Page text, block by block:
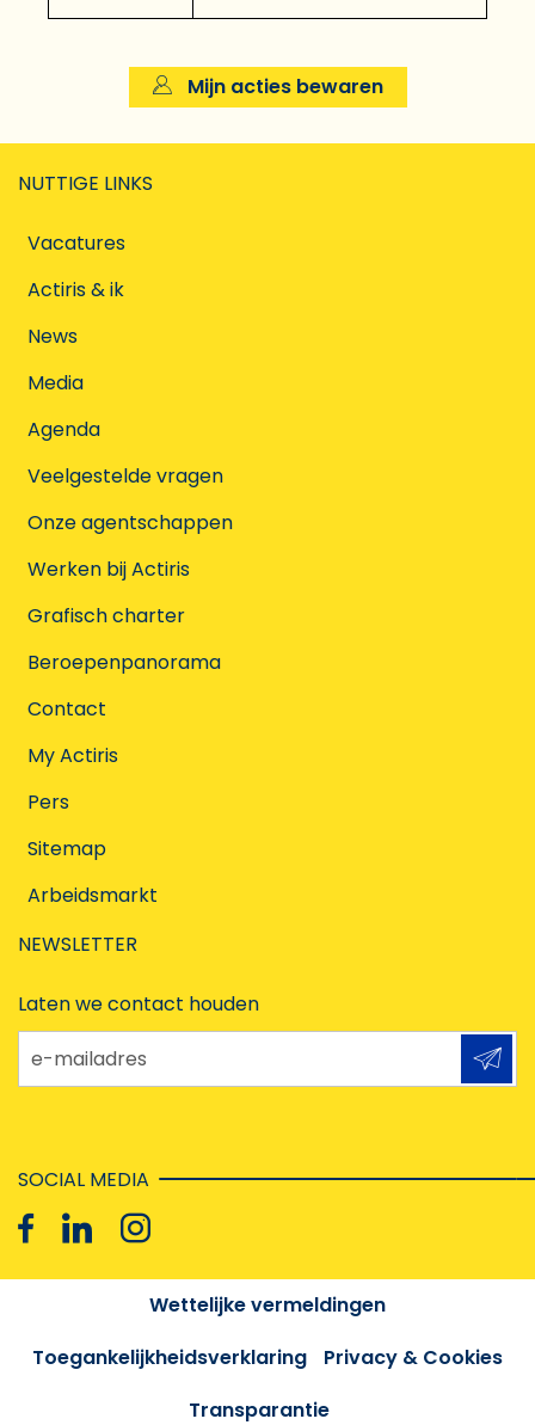
Mijn acties bewaren
NUTTIGE LINKS
Vacatures
Actiris & ik
News
Media
Agenda
Veelgestelde vragen
Onze agentschappen
Werken bij Actiris
Grafisch charter
Beroepenpanorama
Contact
My Actiris
Pers
Sitemap
Arbeidsmarkt
NEWSLETTER
Laten we contact houden
e-mailadres
SOCIAL MEDIA
Wettelijke vermeldingen
Toegankelijkheidsverklaring
Privacy & Cookies
Transparantie